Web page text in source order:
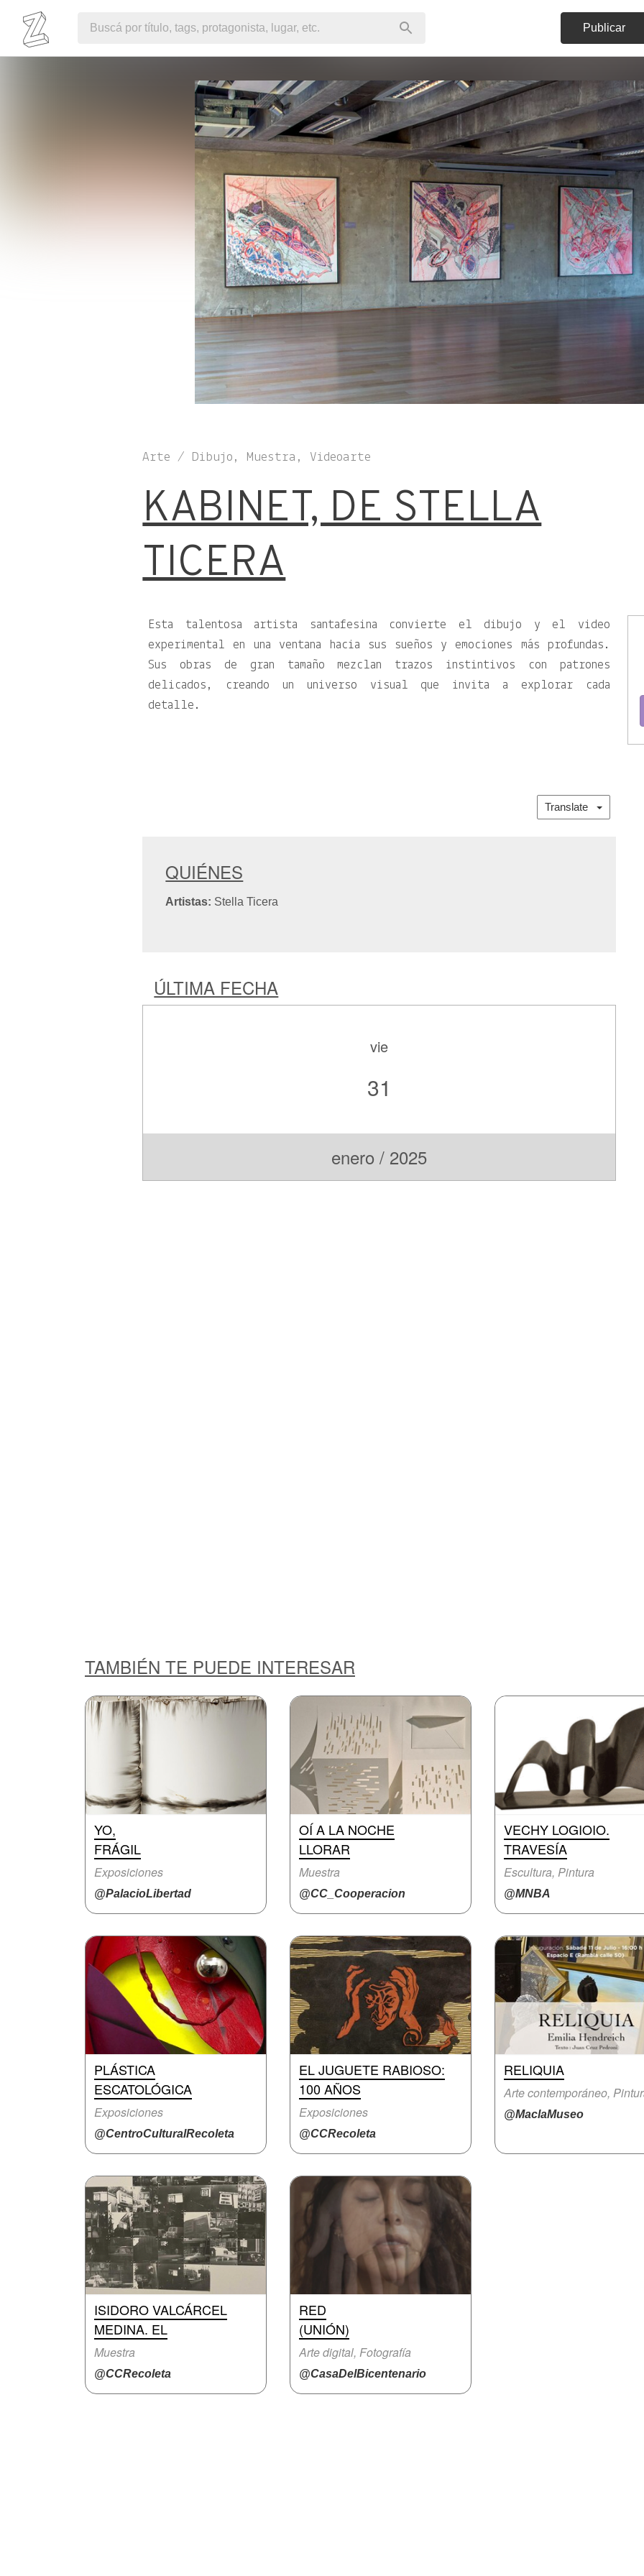
Publicar
Arte / Dibujo, Muestra, Videoarte
KABINET, DE STELLA
TICERA
Esta talentosa artista santafesina convierte el dibujo y el video
experimental en una ventana hacia sus sueños y emociones más profundas.
Sus obras de gran tamaño mezclan trazos instintivos con patrones
delicados, creando un universo visual que invita a explorar cada
detalle.
Translate
QUIÉNES
Artistas: Stella Ticera
ÚLTIMA FECHA
vie
31
enero / 2025
TAMBIÉN TE PUEDE INTERESAR
YO,
FRÁGIL
Exposiciones
@PalacioLibertad
OÍ A LA NOCHE
LLORAR
Muestra
@CC_Cooperacion
VECHY LOGIOIO.
TRAVESÍA
Escultura, Pintura
@MNBA
PLÁSTICA
ESCATOLÓGICA
Exposiciones
@CentroCulturalRecoleta
EL JUGUETE RABIOSO:
100 AÑOS
Exposiciones
@CCRecoleta
RELIQUIA
Arte contemporáneo,
@MaclaMuseo
ISIDORO VALCÁRCEL
MEDINA. EL
Muestra
@CCRecoleta
RED
(UNIÓN)
Arte digital, Fotografía
@CasaDelBicentenario